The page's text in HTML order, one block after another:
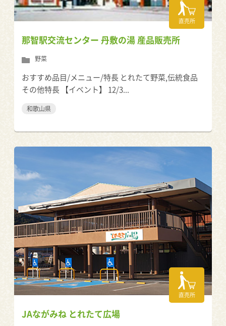
直売所
那智駅交流センター 丹敷の湯 産品販売所
野菜
おすすめ品目/メニュー/特長 とれたて野菜,伝統食品
その他特長 【イベント】 12/3...
和歌山県
直売所
JAながみね とれたて広場